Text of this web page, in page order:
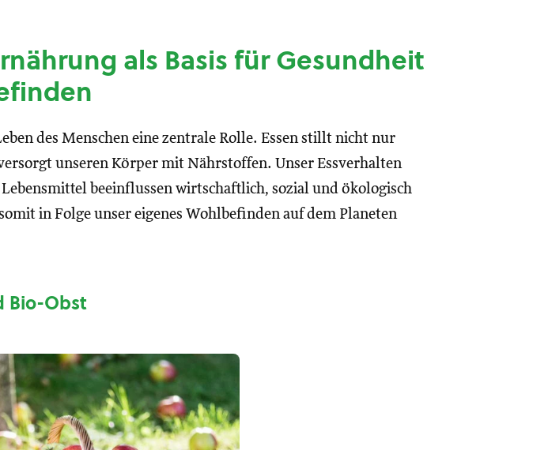
als Basis für Gesundheit
des Menschen eine zentrale Rolle. Essen stillt nicht nur
unseren Körper mit Nährstoffen. Unser Essverhalten
beeinflussen wirtschaftlich, sozial und ökologisch
in Folge unser eigenes Wohlbefinden auf dem Planeten
Bio-Obst